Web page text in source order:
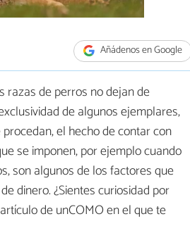
Añádenos en Google
razas de perros no dejan de
de algunos ejemplares,
el hecho de contar con
se imponen, por ejemplo cuando
son algunos de los factores que
dinero. ¿Sientes curiosidad por
de unCOMO en el que te